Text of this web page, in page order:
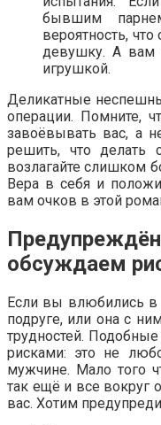
бывшим
вероятность,
девушку. А вам
игрушкой.
Деликатные
операции. Помните,
завоёвывать вас, а
решить, что
возлагайте слишком
Вера в себя и
вам очков в этой
обсуждаем
Если вы влюбились в
подруге, или она с
трудностей.
рисками: это не
мужчине. Мало того
так ещё и все вокруг
вас. Хотим